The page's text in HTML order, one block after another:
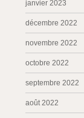
janvier 2023
décembre 2022
novembre 2022
octobre 2022
septembre 2022
août 2022